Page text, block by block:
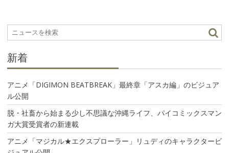
シ
ョ
新着
アニメ「DIGIMON BEATBREAK」最終章「アスカ編」のビジュア
ル公開
脱・社畜から始まる少し不思議な沖縄ライフ、パイコミックスマン
ガ大賞受賞者の新連載
アニメ「マジカル★エクスプローラー」リュディのキャラクタービ